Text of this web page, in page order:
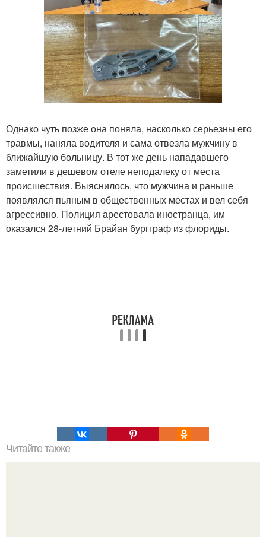
Однако чуть позже она поняла, насколько серьезны его
травмы, наняла водителя и сама отвезла мужчину в
ближайшую больницу. В тот же день нападавшего
заметили в дешевом отеле неподалеку от места
происшествия. Выяснилось, что мужчина и раньше
появлялся пьяным в общественных местах и вел себя
агрессивно. Полиция арестовала иностранца, им
оказался 28-летний Брайан бургграф из флориды.
Читайте также